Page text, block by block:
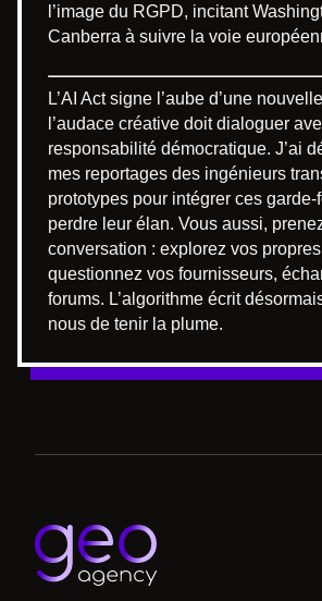
l’image du RGPD, incitant
Canberra à suivre la voie
L’AI Act signe l’aube d’une
l’audace créative doit dialoguer
responsabilité démocratique. J’ai
mes reportages des ingénieurs
prototypes pour intégrer ces garde-
perdre leur élan. Vous aussi,
conversation : explorez vos
questionnez vos fournisseurs,
forums. L’algorithme écrit
nous de tenir la plume.